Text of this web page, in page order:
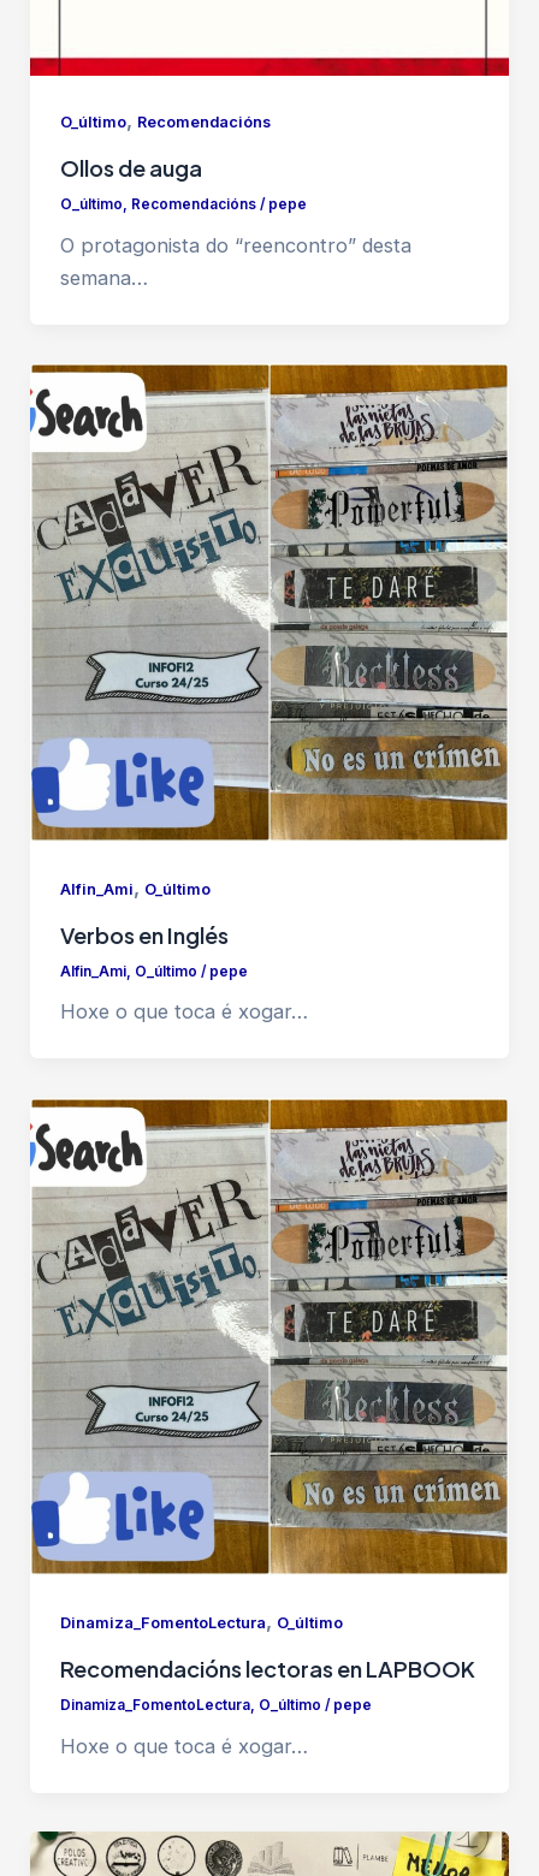
O_último, Recomendacións
Ollos de auga
O_último, Recomendacións/ pepe
O protagonista do “reencontro” desta
semana…
Alfin_Ami, O_último
Verbos en Inglés
Alfin_Ami, O_último / pepe
Hoxe o que toca é xogar…
Dinamiza_FomentoLectura, O_último
Recomendacións lectoras en LAPBOOK
Dinamiza_FomentoLectura, O_último / pepe
Hoxe o que toca é xogar…